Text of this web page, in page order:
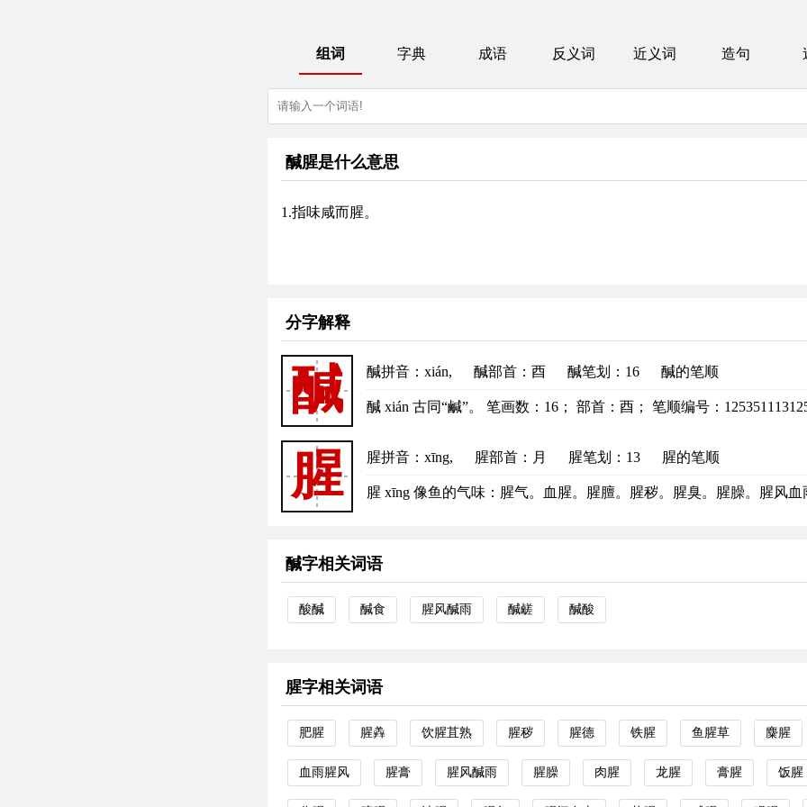
组词 字典 成语 反义词 近义词 造句
醎腥是什么意思
1.指味咸而腥。
分字解释
醎 醎拼音 ：xián, 醎部首 ：酉 醎笔划：16 醎的笔顺
醎 xián 古同“鹹”。 笔画数：16； 部首：酉； 笔顺编号：
腥 腥拼音 ：xīng, 腥部首 ：月 腥笔划：13 腥的笔顺
腥 xīng 像鱼的气味：腥气。血腥。腥膻。腥秽。腥臭。腥臊。腥风血
醎字相关词语
酸醎 醎食 腥风醎雨 醎鹾 醎酸
腥字相关词语
肥腥 腥羴 饮腥苴熟 腥秽 腥德 铁腥 鱼腥草 麋腥
血雨腥风 腥膏 腥风醎雨 腥臊 肉腥 龙腥 膏腥 饭腥